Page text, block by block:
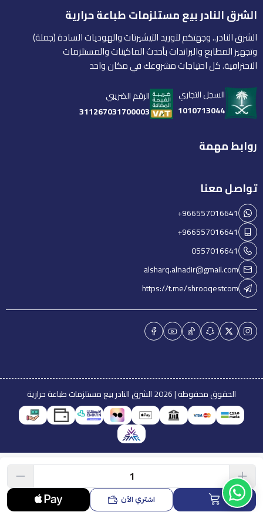
اشتري الآن
الشرق النادر بيع مستلزمات طباعة حرارية
الشرق النادر.. وجهتكم لتوريد التيشيرتات والهوديات السادة (جملة)
وتجهيز المطابع والبراندات بأحدث الماكينات والمستلزمات
الاحترافية. كل احتياجات مشروعك في مكان واحد
السجل التجاري
1010713044
الرقم الضريبي
311267031700003
روابط مهمة
تواصل معنا
+966557016641
+966557016641
0557016641
alsharq.alnadir@gmail.com
https://t.me/shrooqestcom
الحقوق محفوظة | 2026 الشرق النادر بيع مستلزمات طباعة حرارية